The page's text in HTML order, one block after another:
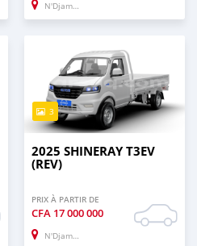
N'Djamena
3
2025 SHINERAY T3EV
(REV)
PRIX À PARTIR DE
CFA 17 000 000
N'Djamena